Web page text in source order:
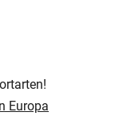
Europa